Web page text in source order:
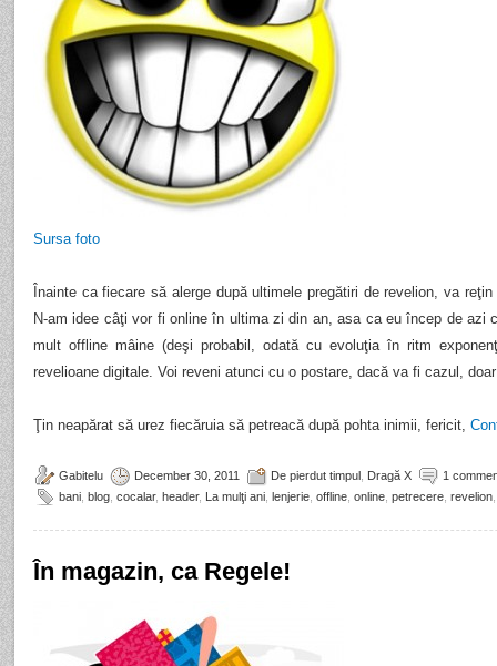
Sursa foto
Înainte ca fiecare să alerge după ultimele pregătiri de revelion, va
N-am idee câţi vor fi online în ultima zi din an, asa ca eu încep de azi
mult offline mâine (deşi probabil, odată cu evoluţia în ritm
revelioane digitale. Voi reveni atunci cu o postare, dacă va fi cazul,
Ţin neapărat să urez fiecăruia să petreacă după pohta inimii, fericit,
Gabitelu December 30, 2011 De pierdut timpul Dragă X
1
bani blog cocalar, header, La mulţi ani lenjerie offline online petrecere revelion
În magazin, ca Regele!